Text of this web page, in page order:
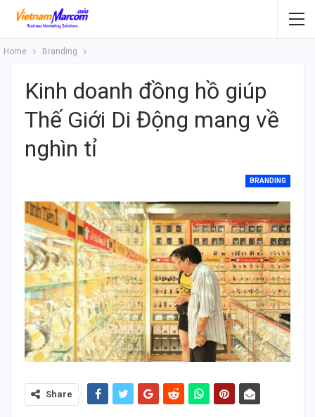
Home Branding
Kinh doanh đồng hồ giúp
Thế Giới Di Động mang về
nghìn tỉ
BRANDING
Share